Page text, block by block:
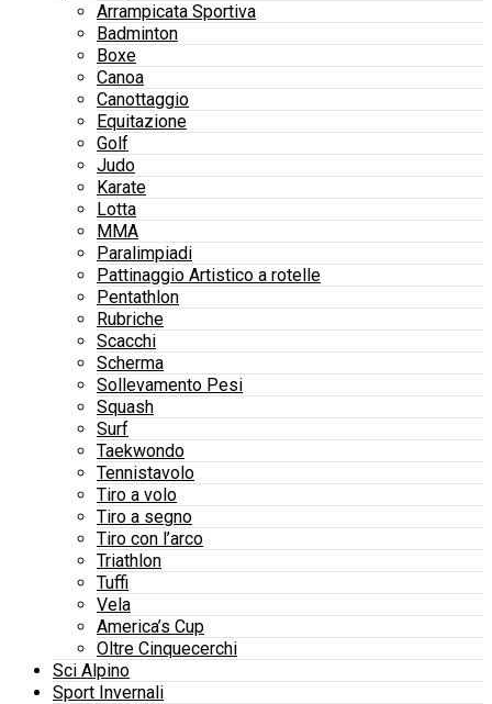
Arrampicata Sportiva
Badminton
Boxe
Canoa
Canottaggio
Equitazione
Golf
Judo
Karate
Lotta
MMA
Paralimpiadi
Pattinaggio Artistico a rotelle
Pentathlon
Rubriche
Scacchi
Scherma
Sollevamento Pesi
Squash
Surf
Taekwondo
Tennistavolo
Tiro a volo
Tiro a segno
Tiro con l’arco
Triathlon
Tuffi
Vela
America’s Cup
Oltre Cinquecerchi
Sci Alpino
Sport Invernali